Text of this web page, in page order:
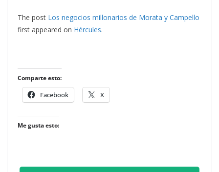
The post Los negocios millonarios de Morata y Campello
first appeared on Hércules.
Comparte esto:
Facebook X
Me gusta esto: